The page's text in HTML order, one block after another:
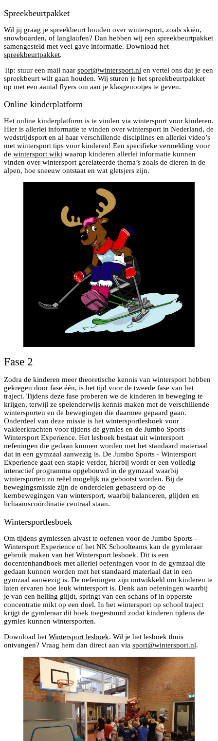
Spreekbeurtpakket
Wil jij graag je spreekbeurt houden over wintersport, zoals skiën,
snowboarden, of langlaufen? Dan hebben wij een spreekbeurtpakket
samengesteld met veel gave informatie. Download het
spreekbeurtpakket.
Tip: stuur een mail naar sport@wintersport.nl en vertel ons dat je een
spreekbeurt wilt gaan houden. Wij sturen je het spreekbeurtpakket
op met een aantal flyers om aan je klasgenootjes te geven.
Online kinderplatform
Het online kinderplatform is te vinden via wintersport voor kinderen.
Hier is allerlei informatie te vinden over wintersport in Nederland, de
wedstrijdsport en al haar verschillende disciplines en allerlei video’s
met wintersport tips voor kinderen! Een specifieke vermelding voor
de wintersport wiki waarop kinderen allerlei informatie kunnen
vinden over wintersport gerelateerde thema’s zoals de dieren in de
alpen, hoe sneeuw ontstaat en wat gletsjers zijn.
Fase 2
Zodra de kinderen meer theoretische kennis van wintersport hebben
gekregen door fase één, is het tijd voor de tweede fase van het
traject. Tijdens deze fase proberen we de kinderen in beweging te
krijgen, terwijl ze spelenderwijs kennis maken met de verschillende
wintersporten en de bewegingen die daarmee gepaard gaan.
Onderdeel van deze missie is het wintersportlesboek voor
vakleerkrachten voor tijdens de gymles en de Jumbo Sports -
Wintersport Experience. Het lesboek bestaat uit wintersport
oefeningen die gedaan kunnen worden met het standaard materiaal
dat in een gymzaal aanwezig is. De Jumbo Sports - Wintersport
Experience gaat een stapje verder, hierbij wordt er een volledig
interactief programma opgebouwd in de gymzaal waarbij
wintersporten zo reëel mogelijk na gebootst worden. Bij de
bewegingsmissie zijn de onderdelen gebaseerd op de
kernbewegingen van wintersport, waarbij balanceren, glijden en
lichaamscoördinatie centraal staan.
Wintersportlesboek
Om tijdens gymlessen alvast te oefenen voor de Jumbo Sports -
Wintersport Experience of het NK Schoolteams kan de gymleraar
gebruik maken van het Wintersport lesboek. Dit is een
docentenhandboek met allerlei oefeningen voor in de gymzaal die
gedaan kunnen worden met het standaard materiaal dat in een
gymzaal aanwezig is. De oefeningen zijn ontwikkeld om kinderen te
laten ervaren hoe leuk wintersport is. Denk aan oefeningen waarbij
je van een helling glijdt, springt van een schans of in opperste
concentratie mikt op een doel. In het wintersport op school traject
krijgt de gymleraar dit boek toegestuurd zodat kinderen tijdens de
gymles kunnen wintersporten.
Download het Wintersport lesboek. Wil je het lesboek thuis
ontvangen? Vraag hem dan direct aan via sport@wintersport.nl.